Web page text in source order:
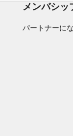
メンバシッ
パートナーに